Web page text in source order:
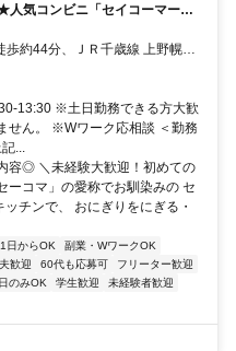
人気コンビニ「セイコーマー
約44分、ＪＲ千歳線 上野幌徒
13:30 ※土日勤務できる方大歓
せん。 ※Wワーク応相談 ＜勤務
...
容◎ ＼未経験大歓迎！初めての
ーコマ」の愛称でお馴染みの セ
チンで、 おにぎりをにぎる・
日からOK
副業・WワークOK
歓迎 60代も応募可
フリーター歓迎
のみOK 学生歓迎
未経験者歓迎